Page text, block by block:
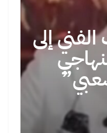
إلى